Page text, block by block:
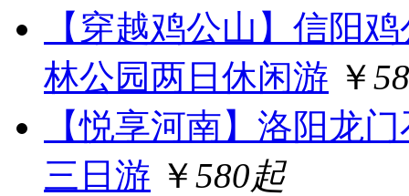
【穿越鸡公山】信阳
林公园两日休闲游 ￥
【悦享河南】洛阳龙
三日游 ￥580起